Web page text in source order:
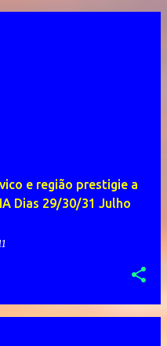
e região prestigie a
Dias 29/30/31 Julho